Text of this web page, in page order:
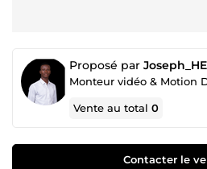
Proposé par
Monteur vidéo & Motion
Vente au total0
Contacter le